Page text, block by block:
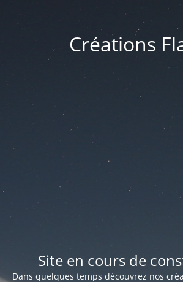
Créations
Site en cours de
Dans quelques temps découvrez nos